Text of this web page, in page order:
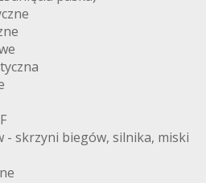
- skrzyni biegów, silnika, miski